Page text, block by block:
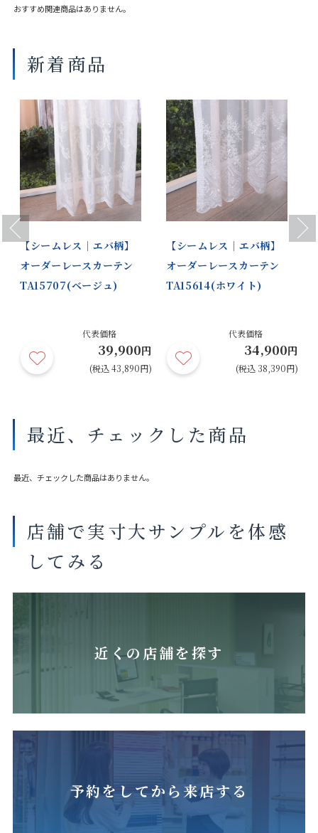
おすすめ関連商品はありません。
新着商品
Previous
【シームレス｜エバ柄】
オーダーレースカーテン
TA15707(ベージュ)
代表価格
39,900円
(税込 43,890円)
【シームレス｜エバ柄】
オーダーレースカーテン
TA15614(ホワイト)
代表価格
34,900円
(税込 38,390円)
Next
最近、チェックした商品
最近、チェックした商品はありません。
店舗で実寸大サンプルを体感
してみる
近くの店舗を探す
予約をしてから来店する